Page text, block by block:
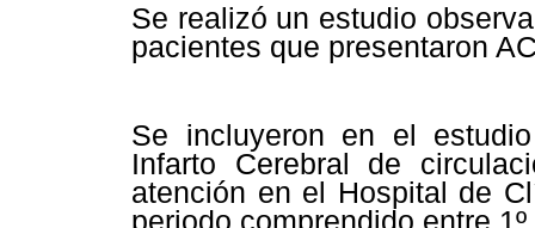
Se realizó un estudio
pacientes que presentaron
Se incluyeron en el
Infarto Cerebral de
atención en el Hospital de